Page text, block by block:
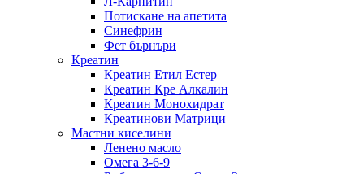
Потискане на апетита
Синефрин
Фет бърнъри
Креатин
Креатин Етил Естер
Креатин Кре Алкалин
Креатин Монохидрат
Креатинови Матрици
Мастни киселини
Ленено масло
Омега 3-6-9